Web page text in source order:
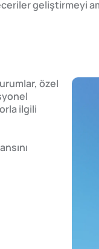
geliştirmeyi
özel
ilgili